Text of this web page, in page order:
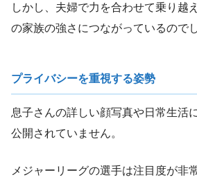
しかし、夫婦で力を合わせて乗り越
の家族の強さにつながっているので
プライバシーを重視する姿勢
息子さんの詳しい顔写真や日常生活
公開されていません。
メジャーリーグの選手は注目度が非